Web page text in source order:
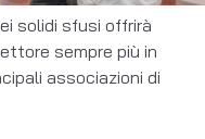
solidi sfusi offrirà
sempre più in
associazioni di